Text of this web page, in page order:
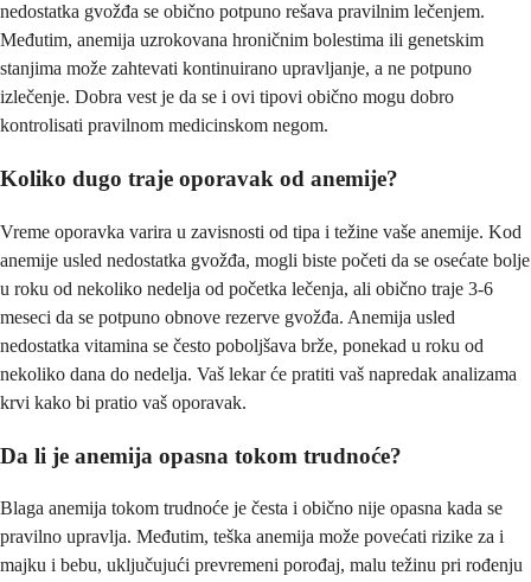
nedostatka gvožđa se obično potpuno rešava pravilnim lečenjem.
Međutim, anemija uzrokovana hroničnim bolestima ili genetskim
stanjima može zahtevati kontinuirano upravljanje, a ne potpuno
izlečenje. Dobra vest je da se i ovi tipovi obično mogu dobro
kontrolisati pravilnom medicinskom negom.
Koliko dugo traje oporavak od anemije?
Vreme oporavka varira u zavisnosti od tipa i težine vaše anemije. Kod
anemije usled nedostatka gvožđa, mogli biste početi da se osećate bolje
u roku od nekoliko nedelja od početka lečenja, ali obično traje 3-6
meseci da se potpuno obnove rezerve gvožđa. Anemija usled
nedostatka vitamina se često poboljšava brže, ponekad u roku od
nekoliko dana do nedelja. Vaš lekar će pratiti vaš napredak analizama
krvi kako bi pratio vaš oporavak.
Da li je anemija opasna tokom trudnoće?
Blaga anemija tokom trudnoće je česta i obično nije opasna kada se
pravilno upravlja. Međutim, teška anemija može povećati rizike za i
majku i bebu, uključujući prevremeni porođaj, malu težinu pri rođenju